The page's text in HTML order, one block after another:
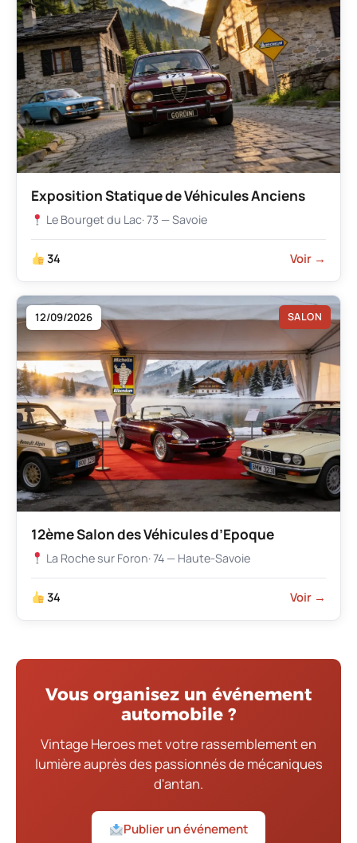
Exposition Statique de Véhicules Anciens
Le Bourget du Lac· 73 — Savoie
34 Voir →
12/09/2026 SALON
12ème Salon des Véhicules d’Epoque
La Roche sur Foron· 74 — Haute-Savoie
34 Voir →
Vous organisez un événement
automobile ?
Vintage Heroes met votre rassemblement en
lumière auprès des passionnés de mécaniques
d'antan.
Publier un événement